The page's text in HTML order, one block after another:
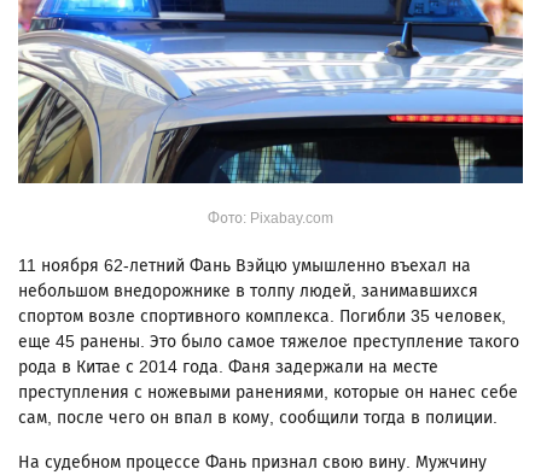
Фото: Pixabay.com
11 ноября 62-летний Фань Вэйцю умышленно въехал на
небольшом внедорожнике в толпу людей, занимавшихся
спортом возле спортивного комплекса. Погибли 35 человек,
еще 45 ранены. Это было самое тяжелое преступление такого
рода в Китае с 2014 года. Фаня задержали на месте
преступления с ножевыми ранениями, которые он нанес себе
сам, после чего он впал в кому, сообщили тогда в полиции.
На судебном процессе Фань признал свою вину. Мужчину